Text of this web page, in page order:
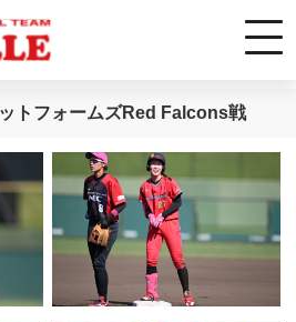
トフォームズRed Falcons戦